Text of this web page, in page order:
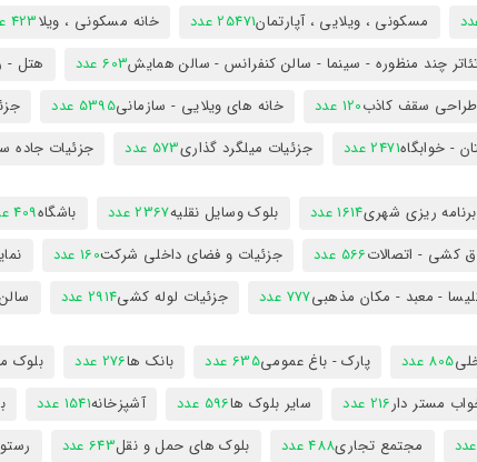
مسکونی ، ویلایی ، آپارتمان25471 عدد خانه مسکونی ، ویلا423 عدد
چند منظوره - سینما - سالن کنفرانس - سالن همایش603 عدد هتل -
طراحی سقف کاذب120 عدد خانه های ویلایی - سازمانی5395 عدد
- خوابگاه2471 عدد جزئیات میلگرد گذاری573 عدد جزئیات جاده
برنامه ریزی شهری1614 عدد بلوک وسایل نقلیه2367 عدد باشگاه409 عدد
کشی - اتصالات566 عدد جزئیات و فضای داخلی شرکت160 عدد
- معبد - مکان مذهبی777 عدد جزئیات لوله کشی2914 عدد سالن
805 عدد پارک - باغ عمومی635 عدد بانک ها276 عدد بلوک
مستر دار216 عدد سایر بلوک ها596 عدد آشپزخانه1541 عدد
مجتمع تجاری488 عدد بلوک های حمل و نقل643 عدد